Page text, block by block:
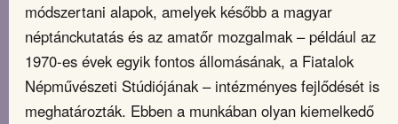
módszertani alapok, amelyek később a magyar
néptánckutatás és az amatőr mozgalmak – például az
1970-es évek egyik fontos állomásának, a Fiatalok
Népművészeti Stúdiójának – intézményes fejlődését is
meghatározták. Ebben a munkában olyan kiemelkedő